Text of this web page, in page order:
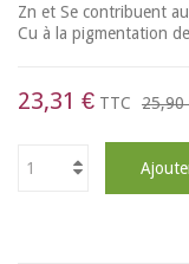
Zn et Se contribuent
Cu à la pigmentation
23,31 € TTC 25,90